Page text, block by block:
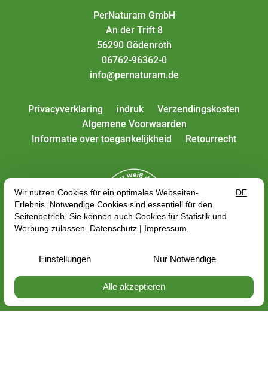
PerNaturam GmbH
An der Trift 8
56290 Gödenroth
06762-96362-0
info@pernaturam.de
Privacyverklaring indruk
Verzendingskosten
Algemene Voorwaarden
Informatie over toegankelijkheid
Retourrecht